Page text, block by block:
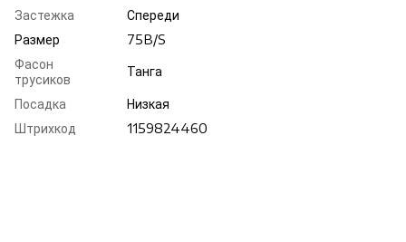
Застежка
Спереди
Размер
75B/S
Фасон
трусиков
Танга
Посадка
Низкая
Штрихкод
1159824460